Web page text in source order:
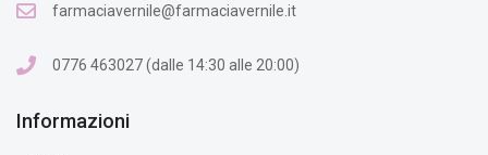
farmaciavernile@farmaciavernile.it
0776 463027 (dalle 14:30 alle 20:00)
Informazioni